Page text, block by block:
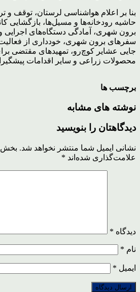
بنا بر اعلام هواشناسی لرستان، توقف و
حاشیه رودخانه‌ها و مسیل‌ها، بازگشایی
برون شهری، آمادگی دستگاه‌های اجرایی و
سفرهای برون شهری، خودداری از
جایی عشایر کوچ‌رو، تمهیدهای مقتضی
محصولات زراعی و سایر اقدامات
برچسب ها
نوشته های مشابه
دیدگاهتان را بنویسید
نشانی ایمیل شما منتشر نخواهد شد.
علامت‌گذاری شده‌اند *
دیدگاه *
نام *
ایمیل *